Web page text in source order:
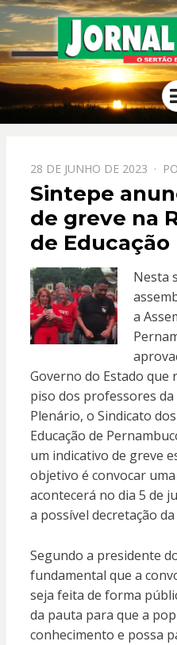
PPOSTADO
EM
28 DE JUNHO DE 2023
Sintepe
de greve na
de Educação
Nesta
a
Governo do Estado que
piso dos professores
Plenário, o Sindicato
Educação de
um indicativo de greve
objetivo é convocar
acontecerá no dia 5 de
a possível decretação
Segundo a presidente
fundamental que a
seja feita de forma
da pauta para que a
conhecimento e possa